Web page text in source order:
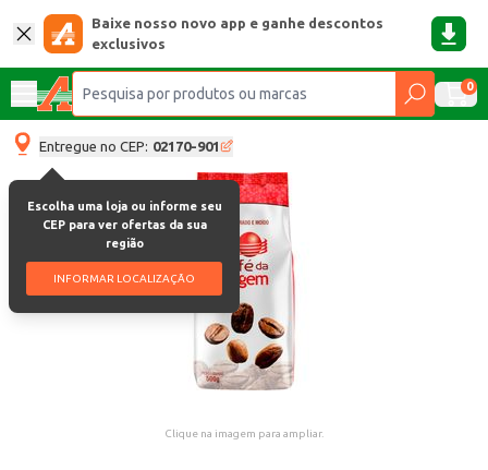
Baixe nosso novo app e ganhe descontos
exclusivos
0
Entregue no CEP: 02170-901
Escolha uma loja ou informe seu
CEP para ver ofertas da sua
região
INFORMAR LOCALIZAÇÃO
Clique na imagem para ampliar.